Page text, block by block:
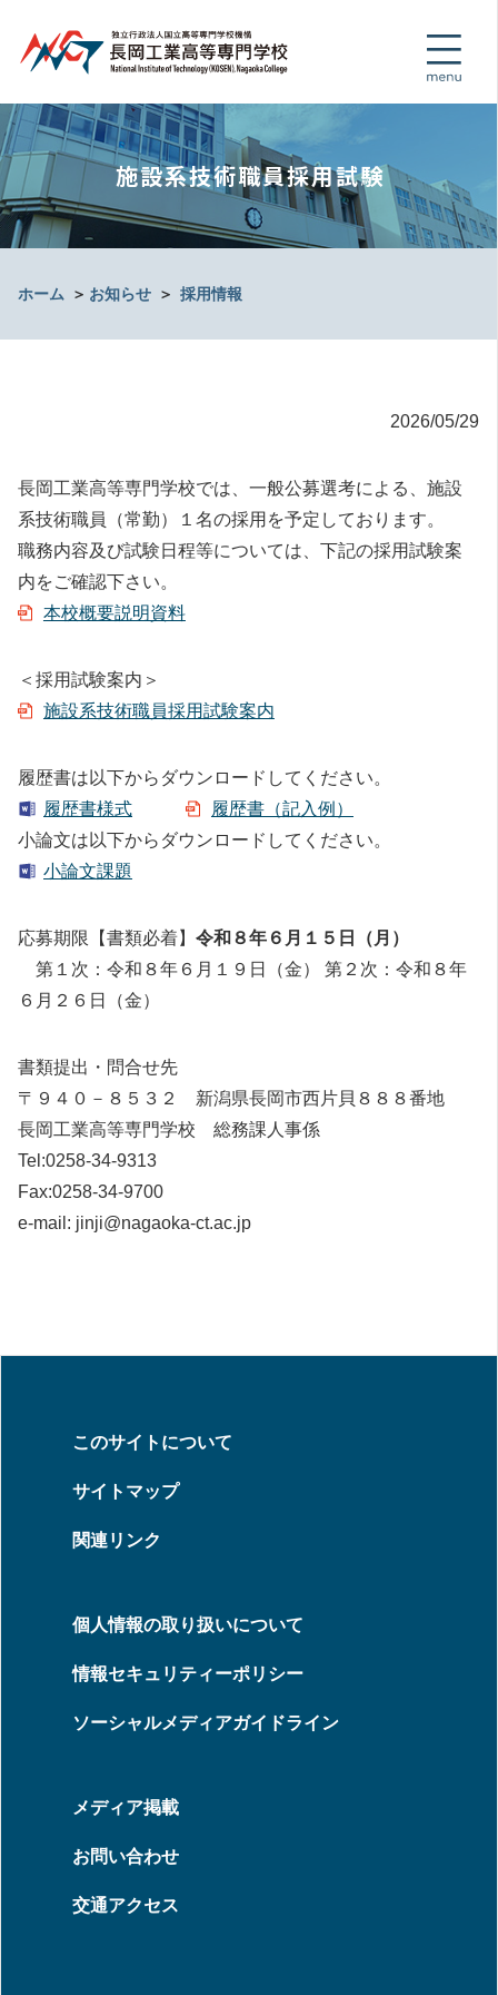
施設系技術職員採用試験
ホーム ＞ お知らせ ＞ 採用情報
2026/05/29
長岡工業高等専門学校では、一般公募選考による、施設
系技術職員（常勤）１名の採用を予定しております。
職務内容及び試験日程等については、下記の採用試験案
内をご確認下さい。
本校概要説明資料
＜採用試験案内＞
施設系技術職員採用試験案内
履歴書は以下からダウンロードしてください。
履歴書様式
履歴書（記入例）
小論文は以下からダウンロードしてください。
小論文課題
応募期限【書類必着】 令和８年６月１５日（月）
第１次：令和８年６月１９日（金） 第２次：令和８年
６月２６日（金）
書類提出・問合せ先
〒９４０－８５３２ 新潟県長岡市西片貝８８８番地
長岡工業高等専門学校 総務課人事係
Tel:0258-34-9313
Fax:0258-34-9700
e-mail: jinji@nagaoka-ct.ac.jp
このサイトについて
サイトマップ
関連リンク
個人情報の取り扱いについて
情報セキュリティーポリシー
ソーシャルメディアガイドライン
メディア掲載
お問い合わせ
交通アクセス